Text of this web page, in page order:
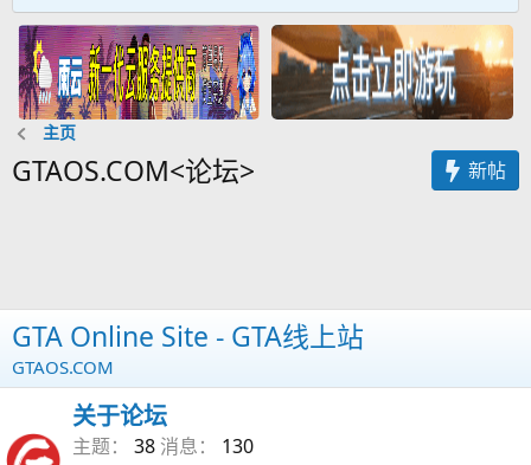
求助 谁能接触到钻石城后台
教程 Mariadb数据库软件安装教程(Windows)
资源 一款可以关闭GTA自带NPC的插件，可配置。
一 求助
工具 FiveM 服务端沙盒绕过补丁
Z 求助 枪包太多 一个个代码加太麻烦了 有没有什么方法可以简单一点
工具 SirenSharp-CN汉化版
vWeaponsToolkit - 轻松创建添加式武器！
公告 安全提示：建议开启二步验证
主页
GTAOS.COM<论坛> 新帖
GTA Online Site - GTA线上站
GTAOS.COM
关于论坛
主题 38 消息 130